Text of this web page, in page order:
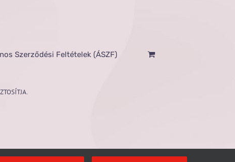
Szerződési Feltételek (ÁSZF)